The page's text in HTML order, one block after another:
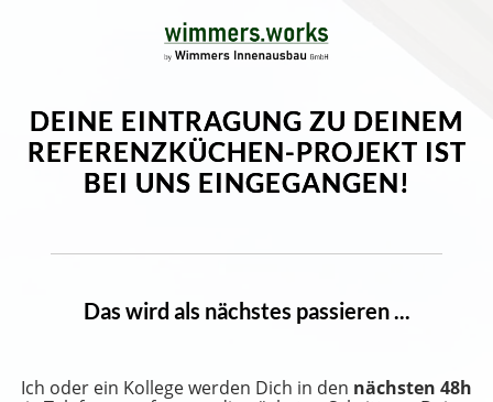
DEINE EINTRAGUNG ZU DEINEM
REFERENZKÜCHEN-PROJEKT IST
BEI UNS EINGEGANGEN!
Das wird als nächstes passieren ...
Ich oder ein Kollege werden Dich in den nächsten 48h